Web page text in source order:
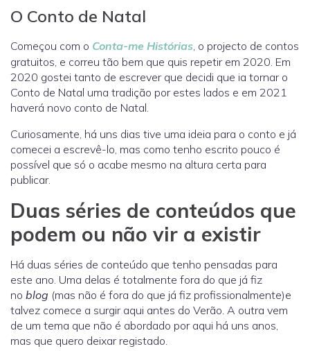
O Conto de Natal
Começou com o Conta-me Histórias, o projecto de contos
gratuitos, e correu tão bem que quis repetir em 2020. Em
2020 gostei tanto de escrever que decidi que ia tornar o
Conto de Natal uma tradição por estes lados e em 2021
haverá novo conto de Natal.
Curiosamente, há uns dias tive uma ideia para o conto e já
comecei a escrevê-lo, mas como tenho escrito pouco é
possível que só o acabe mesmo na altura certa para
publicar.
Duas séries de conteúdos que
podem ou não vir a existir
Há duas séries de conteúdo que tenho pensadas para
este ano. Uma delas é totalmente fora do que já fiz
no blog (mas não é fora do que já fiz profissionalmente)e
talvez comece a surgir aqui antes do Verão. A outra vem
de um tema que não é abordado por aqui há uns anos,
mas que quero deixar registado.